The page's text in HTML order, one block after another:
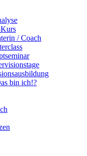
/ Coach
bin ich!?